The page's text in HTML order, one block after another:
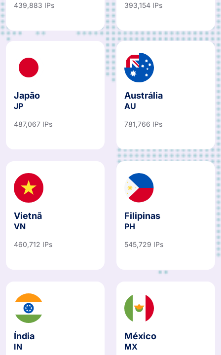
439,883 IPs 393,154 IPs
Japão
JP
487,067 IPs
Austrália
AU
781,766 IPs
Vietnã
VN
460,712 IPs
Filipinas
PH
545,729 IPs
Índia
IN
México
MX